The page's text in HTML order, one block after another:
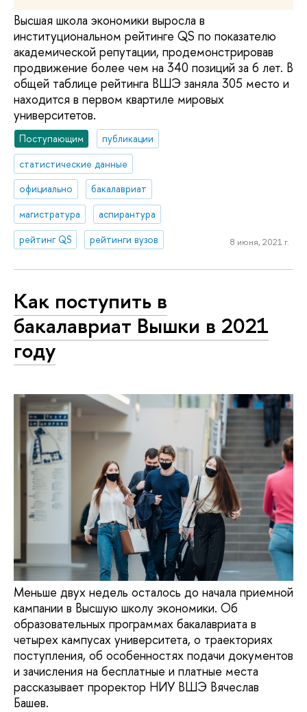
Высшая школа экономики выросла в
институциональном рейтинге QS по показателю
академической репутации, продемонстрировав
продвижение более чем на 340 позиций за 6 лет. В
общей таблице рейтинга ВШЭ заняла 305 место и
находится в первом квартиле мировых
университетов.
Поступающим
публикации
статистические данные
официально
бакалавриат
магистратура
аспирантура
рейтинг QS
рейтинги вузов 8 июня, 2021 г.
Как поступить в
бакалавриат Вышки в 2021
году
Меньше двух недель осталось до начала приемной
кампании в Высшую школу экономики. Об
образовательных программах бакалавриата в
четырех кампусах университета, о траекториях
поступления, об особенностях подачи документов
и зачисления на бесплатные и платные места
рассказывает проректор НИУ ВШЭ Вячеслав
Башев.